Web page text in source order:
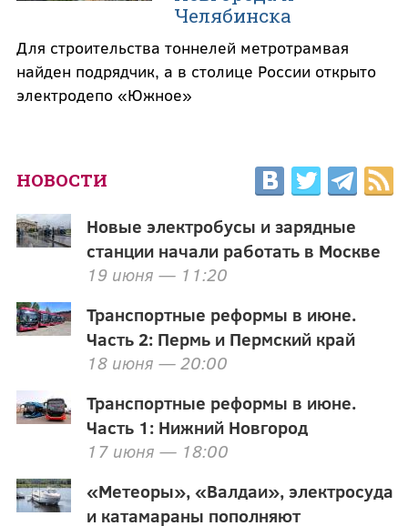
Челябинска
Для строительства тоннелей метротрамвая
найден подрядчик, а в столице России открыто
электродепо «Южное»
НОВОСТИ
Новые электробусы и зарядные
станции начали работать в Москве
19 июня — 11:20
Транспортные реформы в июне.
Часть 2: Пермь и Пермский край
18 июня — 20:00
Транспортные реформы в июне.
Часть 1: Нижний Новгород
17 июня — 18:00
«Метеоры», «Валдаи», электросуда
и катамараны пополняют